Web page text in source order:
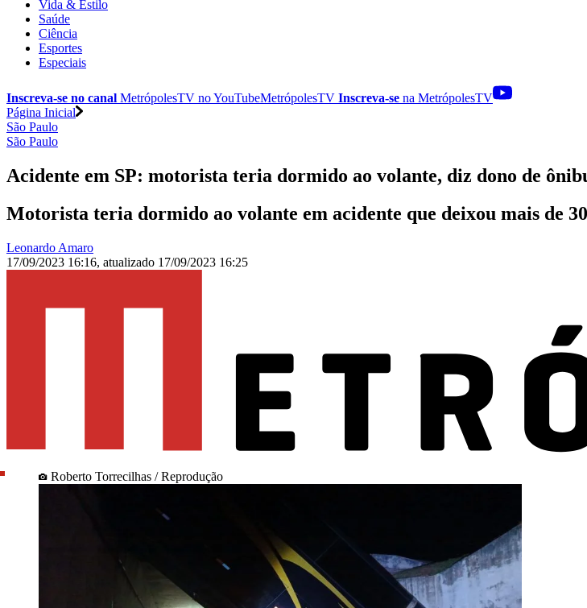
Vida & Estilo
Saúde
Ciência
Esportes
Especiais
Inscreva-se no canal MetrópolesTV noYouTubeMetrópolesTV Inscreva-se na MetrópolesTV
Página Inicial
São Paulo
São Paulo
Acidente em SP: motorista teria dormido ao volante, diz dono de
Motorista teria dormido ao volante em acidente que deixou mais de
Leonardo Amaro
17/09/2023 16:16, atualizado 17/09/2023 16:25
Roberto Torrecilhas / Reprodução